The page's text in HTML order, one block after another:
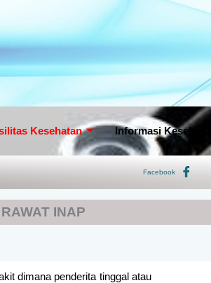
Kesehatan Informasi Kesehatan
Facebook
INAP
dimana penderita tinggal atau